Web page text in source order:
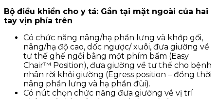
Bộ điều khiển cho y tá: Gắn tại mặt ngoài của hai
tay vịn phía trên
Có chức năng nâng/hạ phần lưng và khớp gối,
nâng/hạ độ cao, dốc ngược/ xuôi, đưa giường về
tư thế ghế ngồi bằng một phím bấm (Easy
Chair™ Position), đưa giường về tư thế cho bệnh
nhân rời khỏi giường (Egress position – đồng thời
nâng phần lưng và hạ phần đùi).
Có nút chọn chức năng đưa giường về vị trí